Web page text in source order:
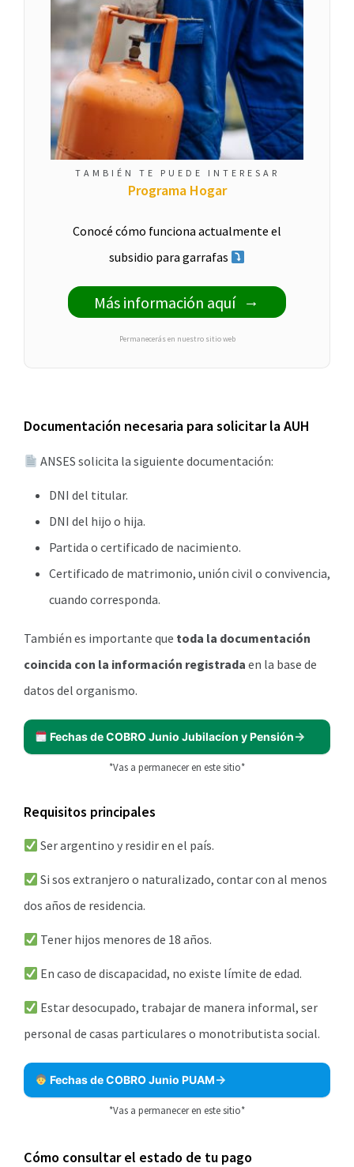
TAMBIÉN TE PUEDE INTERESAR
Programa Hogar
Conocé cómo funciona actualmente el
subsidio para garrafas
Más información aquí
Permanecerás en nuestro sitio web
Documentación necesaria para solicitar la AUH
ANSES solicita la siguiente documentación:
DNI del titular.
DNI del hijo o hija.
Partida o certificado de nacimiento.
Certificado de matrimonio, unión civil o convivencia,
cuando corresponda.
También es importante que toda la documentación
coincida con la información registrada en la base de
datos del organismo.
Fechas de COBRO Junio Jubilacíon y Pensión
*Vas a permanecer en este sitio*
Requisitos principales
Ser argentino y residir en el país.
Si sos extranjero o naturalizado, contar con al menos
dos años de residencia.
Tener hijos menores de 18 años.
En caso de discapacidad, no existe límite de edad.
Estar desocupado, trabajar de manera informal, ser
personal de casas particulares o monotributista social.
Fechas de COBRO Junio PUAM
*Vas a permanecer en este sitio*
Cómo consultar el estado de tu pago